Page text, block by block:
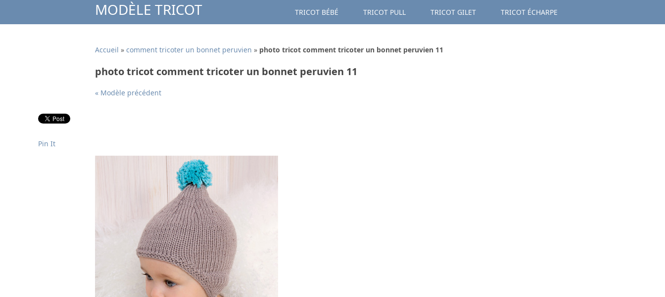
MODÈLE TRICOT TRICOT BÉBÉ TRICOT PULL TRICOT GILET TRICOT ÉCHARPE
Accueil » comment tricoter un bonnet peruvien » photo tricot comment tricoter un bonnet peruvien 11
photo tricot comment tricoter un bonnet peruvien 11
« Modèle précédent
Pin It